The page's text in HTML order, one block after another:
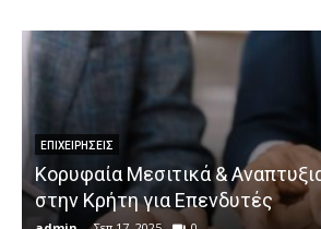
ΕΠΙΧΕΙΡΉΣΕΙΣ
Κορυφαία Μεσιτικά &
στην Κρήτη για Επενδυτές